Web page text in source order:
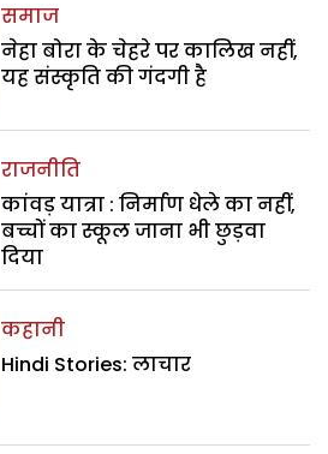
समाज
नेहा बोरा के चेहरे पर कालिख नहीं,
यह संस्कृति की गंदगी है
राजनीति
कांवड़ यात्रा : निर्माण धेले का नहीं,
बच्चों का स्कूल जाना भी छुड़वा
दिया
कहानी
Hindi Stories: लाचार